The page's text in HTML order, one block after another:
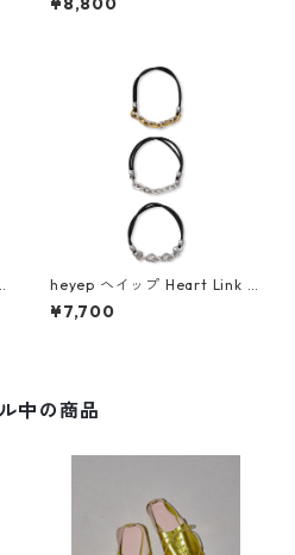
p07026
heyep ヘイップ Heart Link H
air Tie – 3 Piece Set hp0892
6
¥7,700
中の商品